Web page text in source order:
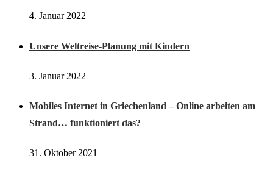
4. Januar 2022
Unsere Weltreise-Planung mit Kindern
3. Januar 2022
Mobiles Internet in Griechenland – Online arbeiten am
Strand… funktioniert das?
31. Oktober 2021